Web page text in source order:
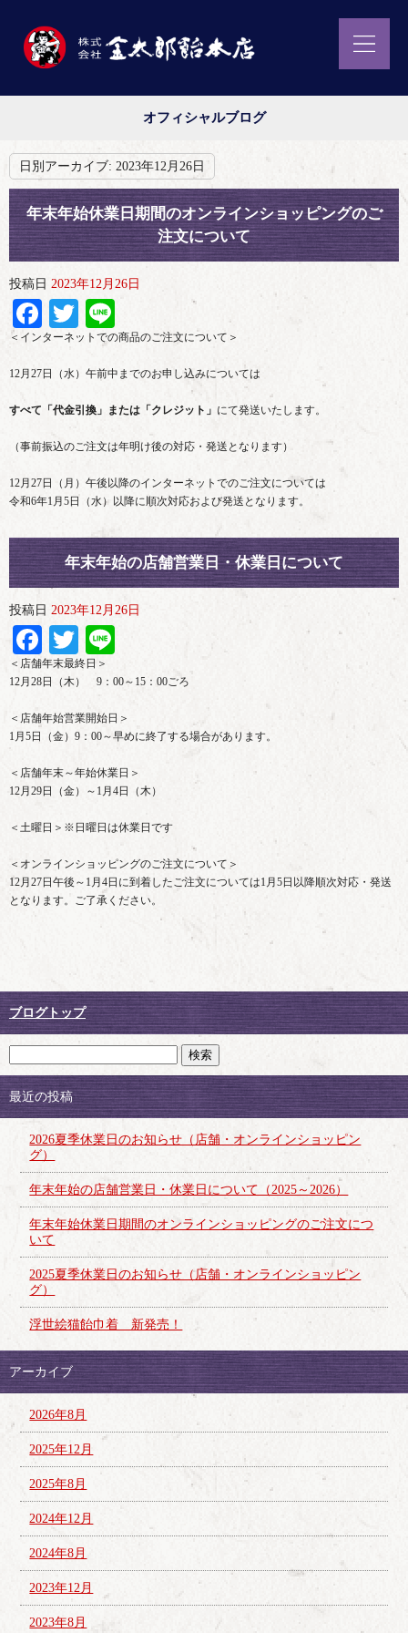
オフィシャルブログ
日別アーカイブ: 2023年12月26日
年末年始休業日期間のオンラインショッピングのご
注文について
投稿日 2023年12月26日
Facebook
Twitter
＜インターネットでの商品のご注文について＞
12月27日（水）午前中までのお申し込みについては
すべて「代金引換」または「クレジット」 にて発送いたします。
（事前振込のご注文は年明け後の対応・発送となります）
12月27日（月）午後以降のインターネットでのご注文については
令和6年1月5日（水）以降に順次対応および発送となります。
年末年始の店舗営業日・休業日について
投稿日 2023年12月26日
Facebook
Twitter
＜店舗年末最終日＞
12月28日（木） 9：00～15：00ごろ
＜店舗年始営業開始日＞
1月5日（金）9：00～早めに終了する場合があります。
＜店舗年末～年始休業日＞
12月29日（金）～1月4日（木）
＜土曜日＞※日曜日は休業日です
＜オンラインショッピングのご注文について＞
12月27日午後～1月4日に到着したご注文については1月5日以降順次対応・発送
となります。ご了承ください。
ブログトップ
最近の投稿
2026夏季休業日のお知らせ（店舗・オンラインショッピン
グ）
年末年始の店舗営業日・休業日について（2025～2026）
年末年始休業日期間のオンラインショッピングのご注文につ
いて
2025夏季休業日のお知らせ（店舗・オンラインショッピン
グ）
浮世絵猫飴巾着 新発売！
アーカイブ
2026年8月
2025年12月
2025年8月
2024年12月
2024年8月
2023年12月
2023年8月